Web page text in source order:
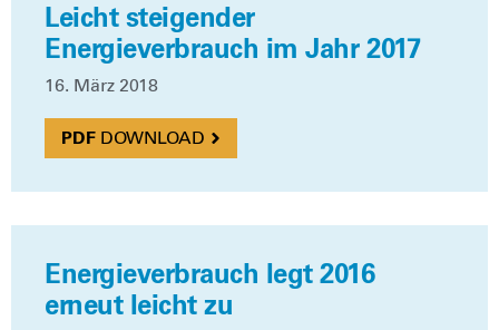
Leicht steigender
Energieverbrauch im Jahr 2017
16. März 2018
DOWN­LOAD
Energieverbrauch legt 2016
erneut leicht zu